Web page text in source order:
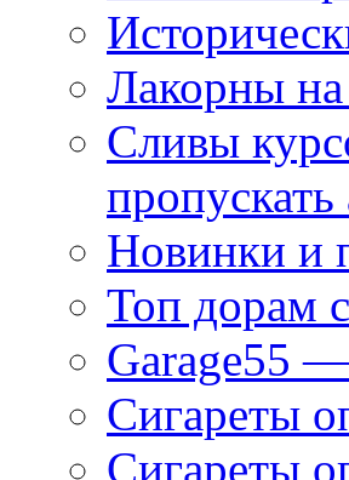
Лакорны
Сливы
Новинки и
Топ дорам
Garage55
Сигареты
Сигареты